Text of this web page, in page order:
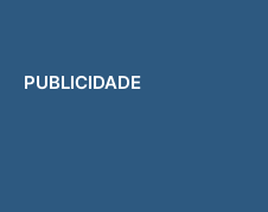
PUBLICIDADE